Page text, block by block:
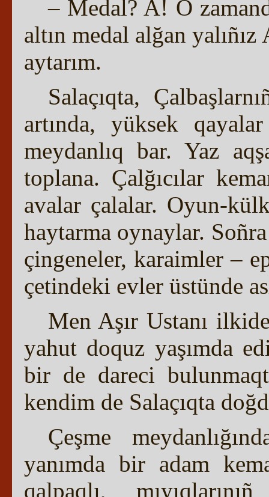
– Medal? A! O
altın medal alğan
aytarım.
Salaçıqta,
artında, yüksek
meydanlıq bar. Yaz
toplana. Çalğıcılar
avalar çalalar. Oyun-
haytarma oynaylar.
çingeneler, karaimler –
çetindeki evler üstünde
Men Aşır Ustanı
yahut doquz yaşımda
bir de dareci
kendim de Salaçıqta
Çeşme
yanımda bir adam
qalpaqlı,